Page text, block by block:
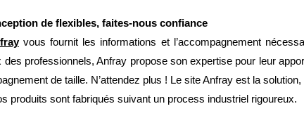
de flexibles, faites-nous confiance
vous fournit les informations et l’accompagnement
des professionnels, Anfray propose son expertise pour leur
de taille. N’attendez plus ! Le site Anfray est la
produits sont fabriqués suivant un process industriel rigoureux.